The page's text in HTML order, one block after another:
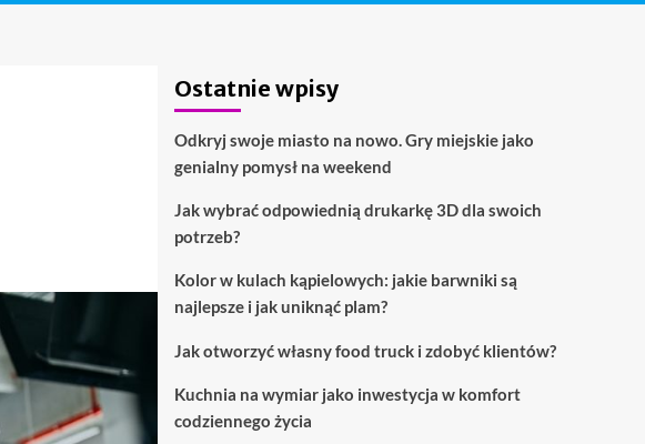
Ostatnie wpisy
Odkryj swoje miasto na nowo. Gry miejskie jako
genialny pomysł na weekend
Jak wybrać odpowiednią drukarkę 3D dla swoich
potrzeb?
Kolor w kulach kąpielowych: jakie barwniki są
najlepsze i jak uniknąć plam?
Jak otworzyć własny food truck i zdobyć klientów?
Kuchnia na wymiar jako inwestycja w komfort
codziennego życia